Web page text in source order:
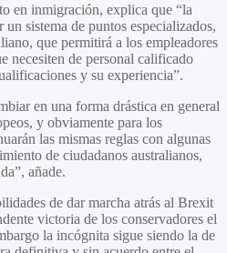
en inmigración, explica que “la
sistema de puntos especializados,
que permitirá a los empleadores
necesiten de personal calificado
y su experiencia”.
en una forma drástica en general
y obviamente para los
las mismas reglas con algunas
de ciudadanos australianos,
añade.
de dar marcha atrás al Brexit
victoria de los conservadores el
la incógnita sigue siendo la de